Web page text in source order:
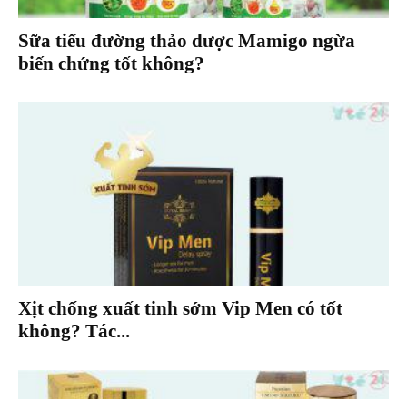
Sữa tiểu đường thảo dược Mamigo ngừa
biến chứng tốt không?
Xịt chống xuất tinh sớm Vip Men có tốt
không? Tác...